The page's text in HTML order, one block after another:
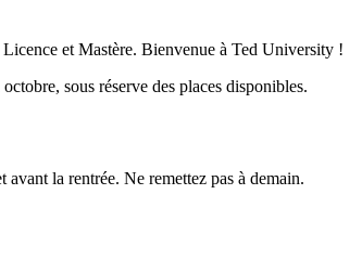
et Mastère. Bienvenue à Ted University !
sous réserve des places disponibles.
la rentrée. Ne remettez pas à demain.